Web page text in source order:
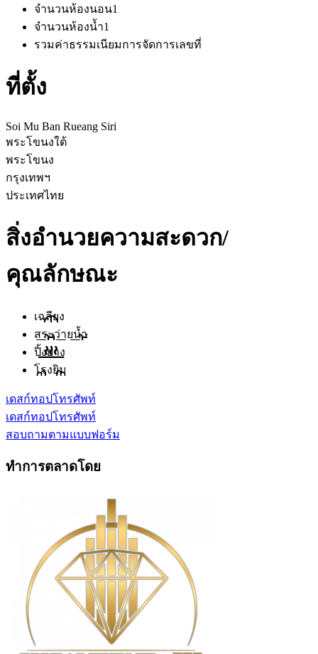
จำนวนห้องนอน1
จำนวนห้องน้ำ1
รวมค่าธรรมเนียมการจัดการเลขที่
ที่ตั้ง
Soi Mu Ban Rueang Siri
พระโขนงใต้
พระโขนง
กรุงเทพฯ
ประเทศไทย
สิ่งอำนวยความสะดวก/
คุณลักษณะ
เฉลียง
สระว่ายน้ำ
ปิ้งย่าง
โรงยิม
เดสก์ทอปโทรศัพท์
เดสก์ทอปโทรศัพท์
สอบถามตามแบบฟอร์ม
ทำการตลาดโดย